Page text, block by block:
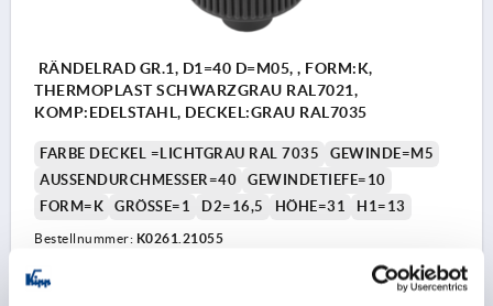
RÄNDELRAD GR.1, D1=40 D=M05, , FORM:K,
THERMOPLAST SCHWARZGRAU RAL7021,
KOMP:EDELSTAHL, DECKEL:GRAU RAL7035
FARBE DECKEL =LICHTGRAU RAL 7035
GEWINDE=M5
AUSSENDURCHMESSER=40
GEWINDETIEFE=10
FORM=K
GRÖSSE=1 D2=16,5 HÖHE=31 H1=13
Bestellnummer: K0261.21055
3,29 CHF